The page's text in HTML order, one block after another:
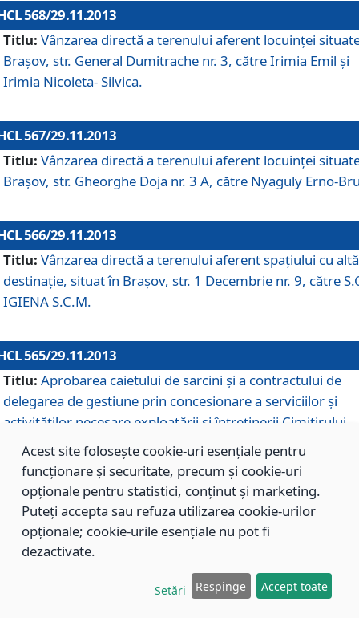
568/29.11.2013
Titlu: Vânzarea directă a terenului aferent locuinţei
Braşov, str. General Dumitrache nr. 3, către Irimia Emil şi
Irimia Nicoleta- Silvica.
567/29.11.2013
Titlu: Vânzarea directă a terenului aferent locuinţei
Braşov, str. Gheorghe Doja nr. 3 A, către Nyaguly Erno-
566/29.11.2013
Titlu: Vânzarea directă a terenului aferent spaţiului cu altă
destinaţie, situat în Braşov, str. 1 Decembrie nr. 9, către
IGIENA S.C.M.
565/29.11.2013
Titlu: Aprobarea caietului de sarcini şi a contractului de
delegarea de gestiune prin concesionare a serviciilor şi
activităţilor necesare exploatării şi întreţinerii Cimitirului
Municipal Braşov situat în str. Dimitrie Anghel nr. 19.
564/29.11.2013
Titlu: Completarea şi modificarea H.C.L. nr. 446/2013,
care s-a aprobat studiul de fundamentare pentru
Acest site folosește cookie-uri esențiale pentru
funcționare și securitate, precum și cookie-uri
opționale pentru statistici, conținut și marketing.
Puteți accepta sau refuza utilizarea cookie-urilor
opționale; cookie-urile esențiale nu pot fi
dezactivate.
Setări Respinge Accept toate